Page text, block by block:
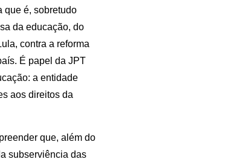
que é, sobretudo
da educação, do
contra a reforma
É papel da JPT
a entidade
aos direitos da
que, além do
subserviência das